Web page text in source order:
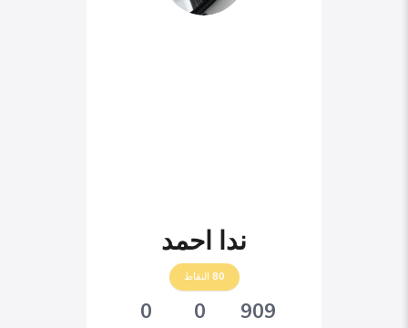
ندا احمد
80 النقاط
909
0
0